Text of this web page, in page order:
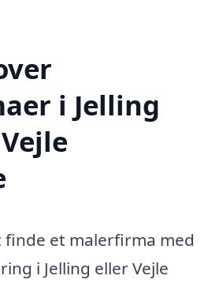
i Jelling
finde et malerfirma med
i Jelling eller Vejle